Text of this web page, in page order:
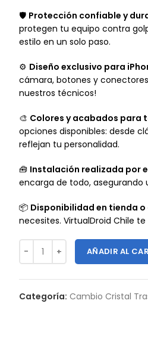
🛡️ Protección confiable y
protegen tu equipo contra
estilo en un solo paso.
⚙️ Diseño exclusivo para
cámara, botones y
nuestros técnicos!
🎨 Colores y acabados para
opciones disponibles: desde
reflejan tu personalidad.
🧰 Instalación realizada por
encarga de todo,
📦 Disponibilidad en tienda
necesites. VirtualDroid Chile
AÑADIR AL
Categoría: Cambio Cristal